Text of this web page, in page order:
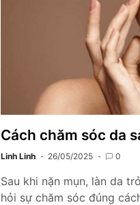
Cách chăm sóc da
Linh Linh 26/05/2025 0
Sau khi nặn mụn, làn da
hỏi sự chăm sóc đúng